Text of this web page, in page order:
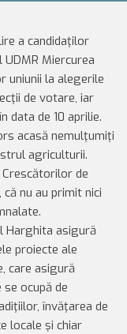
a candidaţilor
Miercurea
uniunii la alegerile
de votare, iar
data de 10 aprilie.
acasă nemulţumiţi
agriculturii.
de
nu au primit nici
Harghita asigură
proiecte ale
care asigură
ocupă de
învăţarea de
locale şi chiar